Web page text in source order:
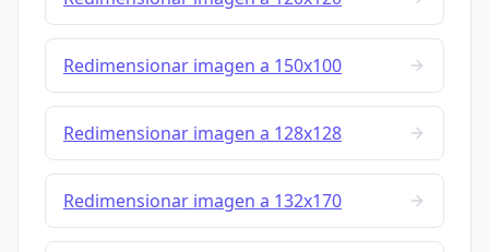
Redimensionar imagen a 150x100
Redimensionar imagen a 128x128
Redimensionar imagen a 132x170